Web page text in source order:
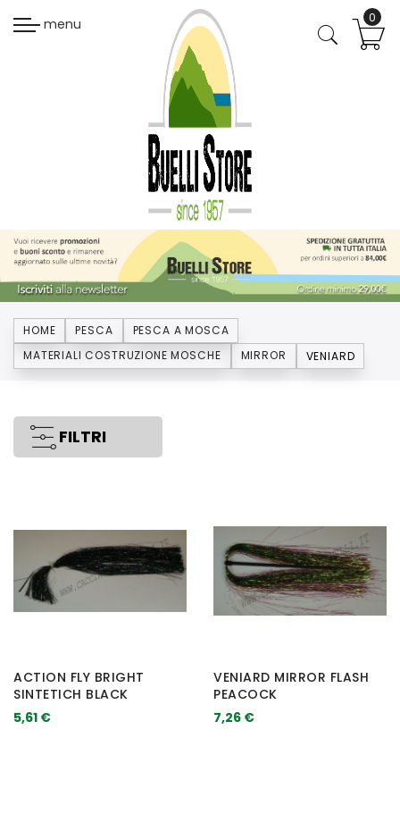
menu
HOME PESCA
PESCA A MOSCA
MATERIALI COSTRUZIONE MOSCHE
MIRROR VENIARD
FILTRI
ACTION FLY BRIGHT
SINTETICH BLACK
5,61 €
VENIARD MIRROR FLASH
PEACOCK
7,26 €